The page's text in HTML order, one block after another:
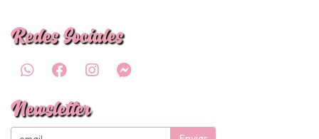
Redes Sociales
Newsletter